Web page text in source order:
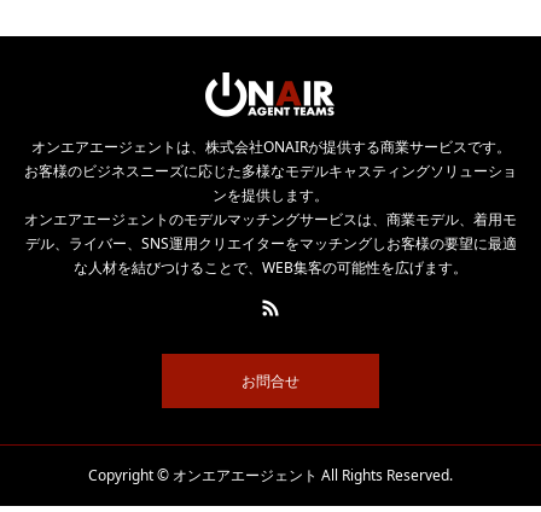
オンエアエージェントは、株式会社ONAIRが提供する商業サービスです。
お客様のビジネスニーズに応じた多様なモデルキャスティングソリューショ
ンを提供します。
オンエアエージェントのモデルマッチングサービスは、商業モデル、着用モ
デル、ライバー、SNS運用クリエイターをマッチングしお客様の要望に最適
な人材を結びつけることで、WEB集客の可能性を広げます。
お問合せ
Copyright © オンエアエージェント All Rights Reserved.